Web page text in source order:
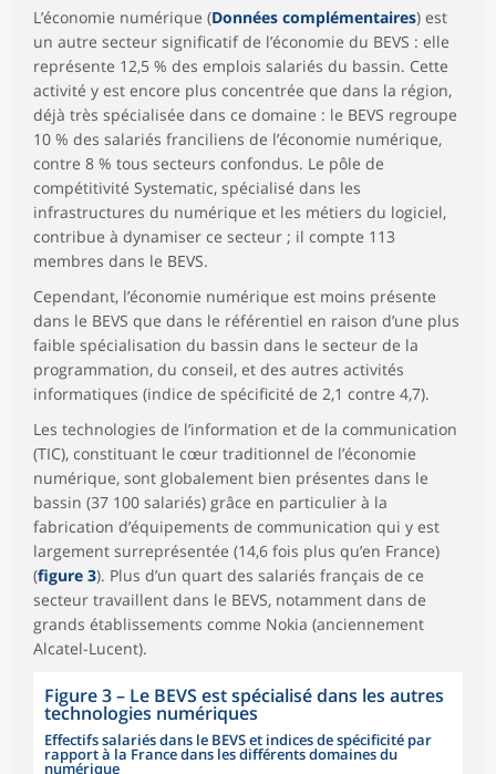
L’économie numérique (Données complémentaires) est
un autre secteur significatif de l’économie du BEVS : elle
représente 12,5 % des emplois salariés du bassin. Cette
activité y est encore plus concentrée que dans la région,
déjà très spécialisée dans ce domaine : le BEVS regroupe
10 % des salariés franciliens de l’économie numérique,
contre 8 % tous secteurs confondus. Le pôle de
compétitivité Systematic, spécialisé dans les
infrastructures du numérique et les métiers du logiciel,
contribue à dynamiser ce secteur ; il compte 113
membres dans le BEVS.
Cependant, l’économie numérique est moins présente
dans le BEVS que dans le référentiel en raison d’une plus
faible spécialisation du bassin dans le secteur de la
programmation, du conseil, et des autres activités
informatiques (indice de spécificité de 2,1 contre 4,7).
Les technologies de l’information et de la communication
(TIC), constituant le cœur traditionnel de l’économie
numérique, sont globalement bien présentes dans le
bassin (37 100 salariés) grâce en particulier à la
fabrication d’équipements de communication qui y est
largement surreprésentée (14,6 fois plus qu’en France)
(figure 3). Plus d’un quart des salariés français de ce
secteur travaillent dans le BEVS, notamment dans de
grands établissements comme Nokia (anciennement
Alcatel-Lucent).
Figure 3– Le BEVS est spécialisé dans les autres
technologies numériques
Effectifs salariés dans le BEVS et indices de spécificité par
rapport à la France dans les différents domaines du
numérique